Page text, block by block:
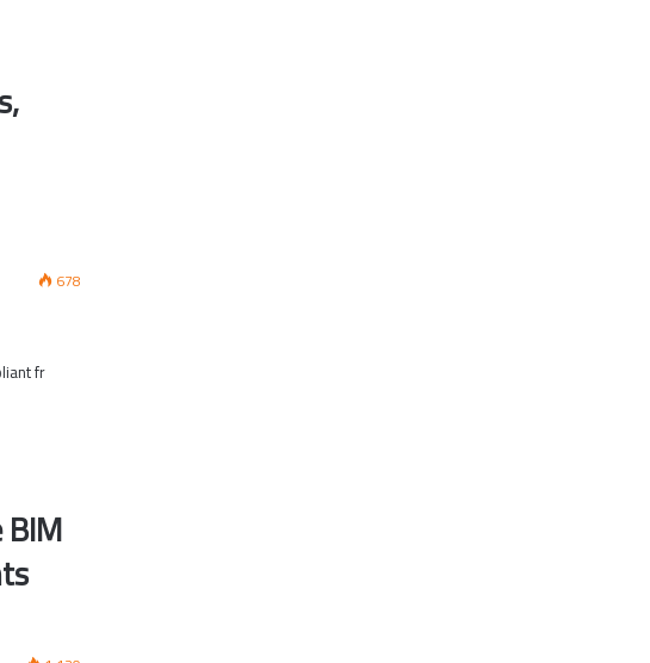
678
fr